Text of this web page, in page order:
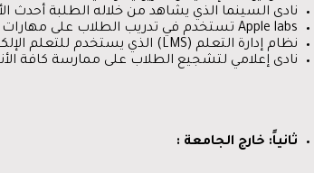
نادى السينما الذي يشاهد من خلاله الطلبة أحدث
Apple labs تستخدم في تدريب الطلاب على مهارات المونتاج والجرافيك
نظام إدارة التعلم (LMS) الذي يستخدم للتعلم الإلكتروني بالإضافة الى كونه أداة فعالة للتواصل بين الطالب والأستاذ
نادى إعلامي لتشجيع الطلاب على ممارسة كافة
ثانياً: خارج الجامعة :